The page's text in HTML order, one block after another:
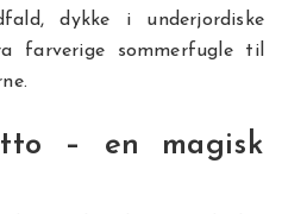
dykke i underjordiske
sommerfugle til
– en magisk